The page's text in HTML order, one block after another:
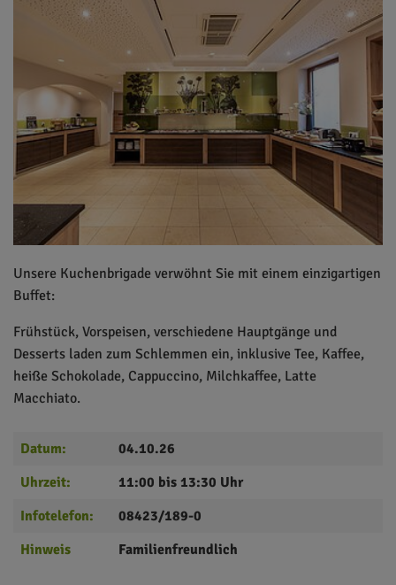
Unsere Kuchenbrigade verwöhnt Sie mit einem einzigartigen
Buffet:
Frühstück, Vorspeisen, verschiedene Hauptgänge und
Desserts laden zum Schlemmen ein, inklusive Tee, Kaffee,
heiße Schokolade, Cappuccino, Milchkaffee, Latte
Macchiato.
Datum:
04.10.26
Uhrzeit:
11:00 bis 13:30 Uhr
Infotelefon:
08423/189-0
Hinweis
Familienfreundlich